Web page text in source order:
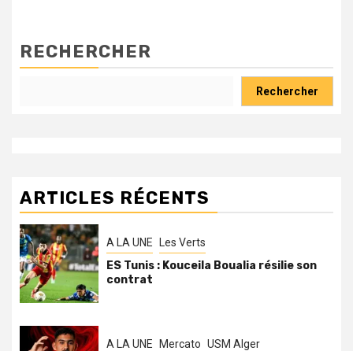
RECHERCHER
Rechercher
ARTICLES RÉCENTS
A LA UNE Les Verts
ES Tunis : Kouceila Boualia résilie son
contrat
A LA UNE Mercato USM Alger